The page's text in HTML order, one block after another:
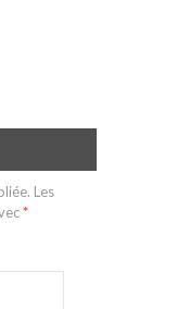
Les
*